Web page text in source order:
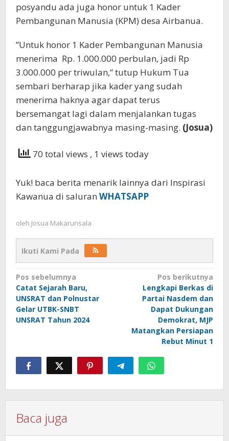
posyandu ada juga honor untuk 1 Kader
Pembangunan Manusia (KPM) desa Airbanua.
”Untuk honor 1 Kader Pembangunan Manusia
menerima Rp. 1.000.000 perbulan, jadi Rp
3.000.000 per triwulan,” tutup Hukum Tua
sembari berharap jika kader yang sudah
menerima haknya agar dapat terus
bersemangat lagi dalam menjalankan tugas
dan tanggungjawabnya masing-masing. (Josua)
70 total views , 1 views today
Yuk! baca berita menarik lainnya dari Inspirasi
Kawanua di saluran WHATSAPP
oleh Josua Makarunsala
Ikuti Kami Pada
Navigasi
pos
Pos sebelumnya
Catat Sejarah Baru,
UNSRAT dan Polnustar
Gelar UTBK-SNBT
UNSRAT Tahun 2024
Pos berikutnya
Lengkapi Berkas di
Partai Nasdem dan
Dapat Dukungan
Demokrat, MJP
Matangkan Persiapan
Rebut Minut 1
Baca juga